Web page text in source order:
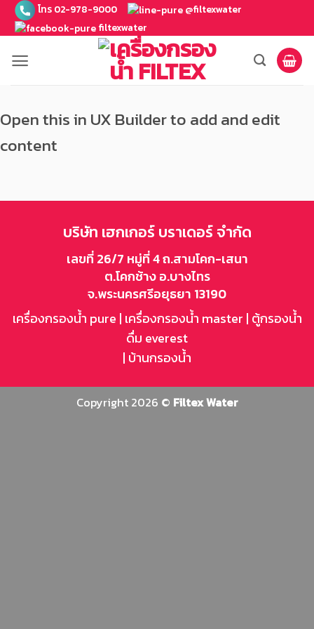
ข้าม
เนื้อหา
โทร 02-978-9000
@filtexwater
filtexwater
Open this in UX Builder to add and edit
content
บริษัท เฮกเกอร์ บราเดอร์ จำกัด
เลขที่ 26/7 หมู่ที่ 4 ถ.สามโคก-เสนา
ต.โคกช้าง อ.บางไทร
จ.พระนครศรีอยุธยา 13190
เครื่องกรองน้ำ pure | เครื่องกรองน้ำ master | ตู้กรองน้ำ
ดื่ม everest
| บ้านกรองน้ำ
Copyright 2026 © Filtex Water